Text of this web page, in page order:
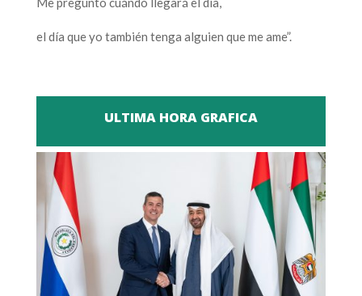
el día que yo también tenga alguien que me ame”.
ULTIMA HORA GRAFICA